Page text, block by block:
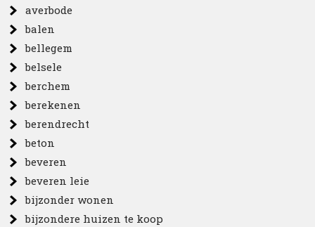
averbode
balen
bellegem
belsele
berchem
berekenen
berendrecht
beton
beveren
beveren leie
bijzonder wonen
bijzondere huizen te koop